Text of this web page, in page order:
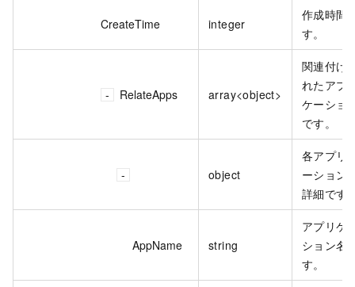
CreateTime integer
作成時間
す。
RelateApps array<object>
関連付け
れたアプ
ケーショ
です。
object
各アプリ
ーション
詳細です
AppName string
アプリケ
ション名
す。